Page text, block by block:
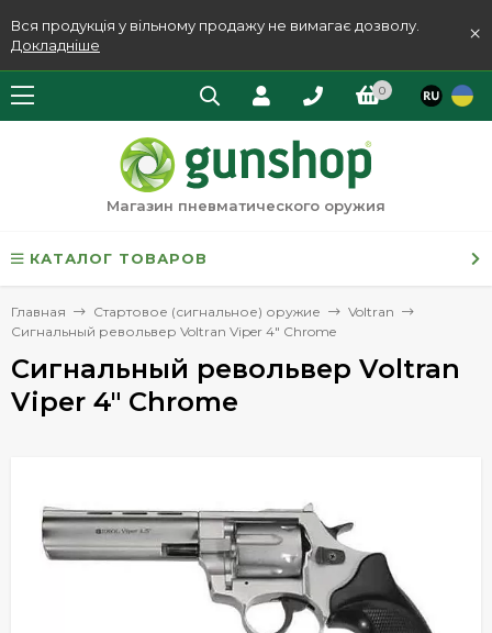
Вся продукція у вільному продажу не вимагає дозволу.
Докладніше
×
0
Магазин пневматического оружия
КАТАЛОГ ТОВАРОВ
Главная Стартовое (сигнальное) оружие
Voltran
Сигнальный револьвер Voltran Viper 4" Chrome
Сигнальный револьвер Voltran
Viper 4" Chrome